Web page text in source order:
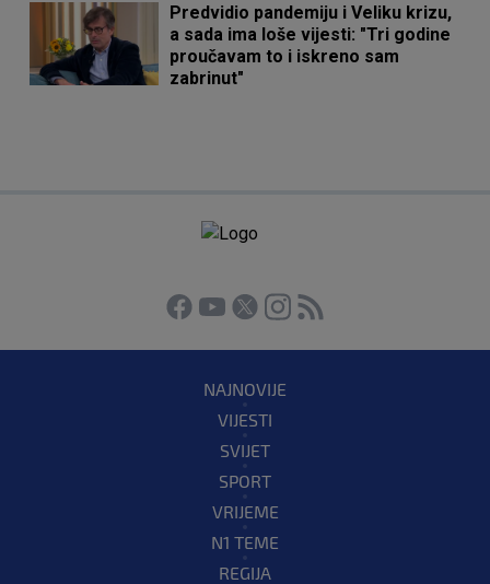
Predvidio pandemiju i Veliku krizu,
a sada ima loše vijesti: "Tri godine
proučavam to i iskreno sam
zabrinut"
NAJNOVIJE
VIJESTI
SVIJET
SPORT
VRIJEME
N1 TEME
REGIJA